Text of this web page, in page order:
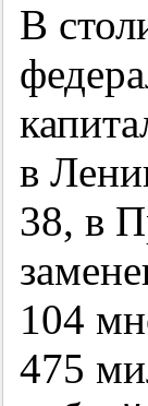
В
в
38, в
104
475